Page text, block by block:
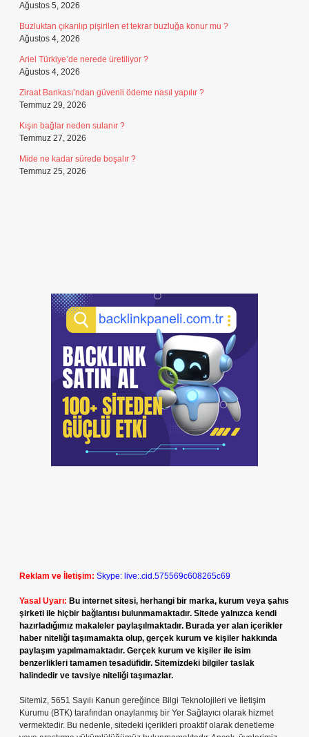
Ağustos 5, 2026
Buzluktan çıkarılıp pişirilen et tekrar buzluğa konur mu ?
Ağustos 4, 2026
Ariel Türkiye’de nerede üretiliyor ?
Ağustos 4, 2026
Ziraat Bankası’ndan güvenli ödeme nasıl yapılır ?
Temmuz 29, 2026
Kışın bağlar neden sulanır ?
Temmuz 27, 2026
Mide ne kadar sürede boşalır ?
Temmuz 25, 2026
Reklam ve İletişim: Skype: live:.cid.575569c608265c69
Yasal Uyarı: Bu internet sitesi, herhangi bir marka, kurum veya şahıs
şirketi ile hiçbir bağlantısı bulunmamaktadır. Sitede yalnızca kendi
hazırladığımız makaleler paylaşılmaktadır. Burada yer alan içerikler
haber niteliği taşımamakta olup, gerçek kurum ve kişiler hakkında
paylaşım yapılmamaktadır. Gerçek kurum ve kişiler ile isim
benzerlikleri tamamen tesadüfidir. Sitemizdeki bilgiler taslak
halindedir ve tavsiye niteliği taşımazlar.
Sitemiz, 5651 Sayılı Kanun gereğince Bilgi Teknolojileri ve İletişim
Kurumu (BTK) tarafından onaylanmış bir Yer Sağlayıcı olarak hizmet
vermektedir. Bu nedenle, sitedeki içerikleri proaktif olarak denetleme